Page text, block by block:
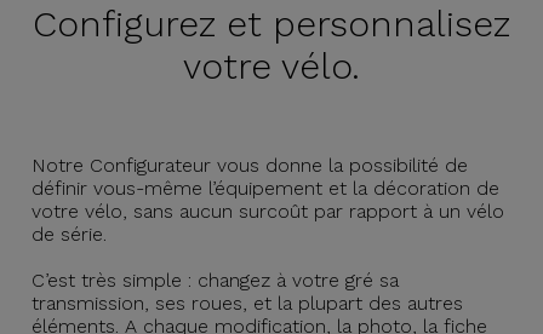
Configurez et personnalisez
votre vélo.
Notre Configurateur vous donne la possibilité de
définir vous-même l’équipement et la décoration de
votre vélo, sans aucun surcoût par rapport à un vélo
de série.
C’est très simple : changez à votre gré sa
transmission, ses roues, et la plupart des autres
éléments. A chaque modification, la photo, la fiche